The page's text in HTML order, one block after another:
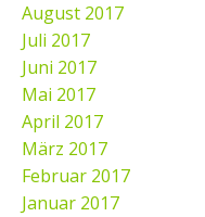
August 2017
Juli 2017
Juni 2017
Mai 2017
April 2017
März 2017
Februar 2017
Januar 2017